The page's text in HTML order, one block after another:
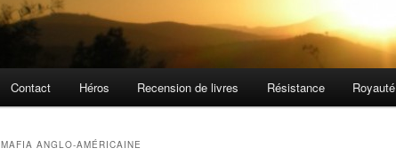
Contact Héros Recension de livres Résistance Royauté
MAFIA ANGLO-AMÉRICAINE